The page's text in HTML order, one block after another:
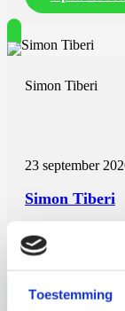
Toestemming
Simon Tiberi
23 september
Simon Tiberi
Rijksuniversiteit